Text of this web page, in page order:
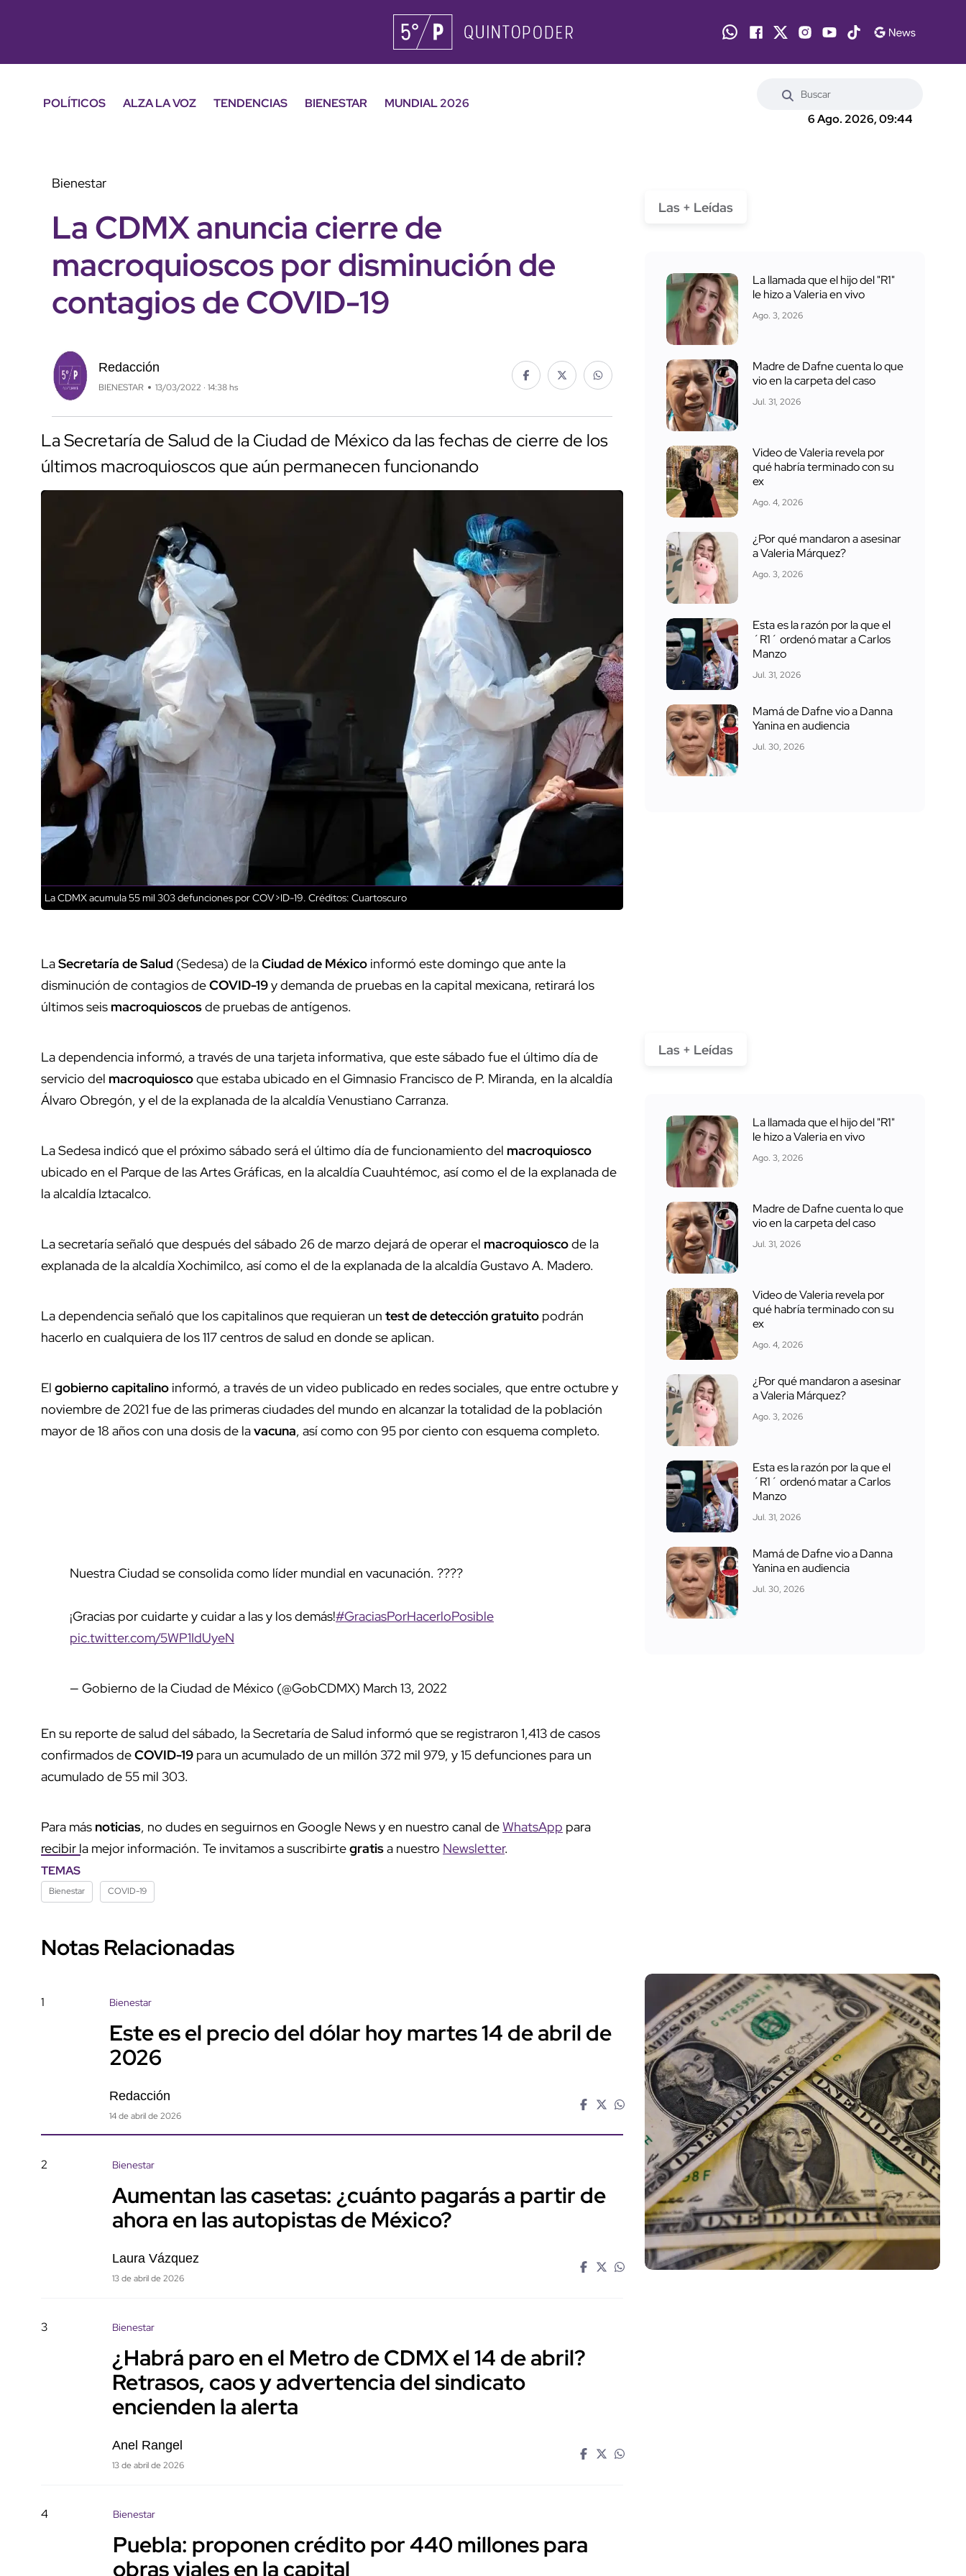
POLÍTICOS ALZA LA VOZ TENDENCIAS BIENESTAR
MUNDIAL 2026
6 Ago. 2026, 09:44
Bienestar
La CDMX anuncia cierre de
macroquioscos por disminución de
contagios de COVID-19
Redacción
BIENESTAR 13/03/2022 · 14:38 hs
La Secretaría de Salud de la Ciudad de México da las fechas de cierre de los
últimos macroquioscos que aún permanecen funcionando
La CDMX acumula 55 mil 303 defunciones por COV>ID-19. Créditos: Cuartoscuro
LaSecretaría de Salud (Sedesa) de laCiudad de México informó este domingo que ante la
disminución de contagios deCOVID-19y demanda de pruebas en la capital mexicana, retirará los
últimos seis macroquioscosde pruebas de antígenos.
La dependencia informó, a través de una tarjeta informativa, que este sábado fue el último día de
servicio del macroquioscoque estaba ubicado en el Gimnasio Francisco de P. Miranda, en la alcaldía
Álvaro Obregón, y el de la explanada de la alcaldía Venustiano Carranza.
La Sedesa indicó que el próximo sábado será el último día de funcionamiento del macroquiosco
ubicado en el Parque de las Artes Gráficas, en la alcaldía Cuauhtémoc, así como el de la explanada de
la alcaldía Iztacalco.
La secretaría señaló que después del sábado 26 de marzo dejará de operar el macroquioscode la
explanada de la alcaldía Xochimilco, así como el de la explanada de la alcaldía Gustavo A. Madero.
La dependencia señaló que los capitalinos que requieran un test de detección gratuito podrán
hacerlo en cualquiera de los 117 centros de salud en donde se aplican.
El gobierno capitalino informó, a través de un video publicado en redes sociales, que entre octubre y
noviembre de 2021 fue de las primeras ciudades del mundo en alcanzar la totalidad de la población
mayor de 18 años con una dosis de lavacuna, así como con 95 por ciento con esquema completo.
Nuestra Ciudad se consolida como líder mundial en vacunación. ????
¡Gracias por cuidarte y cuidar a las y los demás!#GraciasPorHacerloPosible
pic.twitter.com/5WP1IdUyeN
— Gobierno de la Ciudad de México (@GobCDMX) March 13, 2022
En su reporte de salud del sábado, la Secretaría de Salud informó que se registraron 1,413 de casos
confirmados deCOVID-19 para un acumulado de un millón 372 mil 979, y 15 defunciones para un
acumulado de 55 mil 303.
Para más noticias, no dudes en seguirnos en Google News y en nuestro canal deWhatsApp para
recibir la mejor información. Te invitamos a suscribirtegratisa nuestro Newsletter.
TEMAS
Bienestar COVID-19
Notas Relacionadas
1 Bienestar
Este es el precio del dólar hoy martes 14 de abril de
2026
Redacción
14 de abril de 2026
2 Bienestar
Aumentan las casetas: ¿cuánto pagarás a partir de
ahora en las autopistas de México?
Laura Vázquez
13 de abril de 2026
3 Bienestar
¿Habrá paro en el Metro de CDMX el 14 de abril?
Retrasos, caos y advertencia del sindicato
encienden la alerta
Anel Rangel
13 de abril de 2026
4 Bienestar
Puebla: proponen crédito por 440 millones para
obras viales en la capital
Las + Leídas
La llamada que el hijo del "R1"
le hizo a Valeria en vivo
Ago. 3, 2026
Madre de Dafne cuenta lo que
vio en la carpeta del caso
Jul. 31, 2026
Video de Valeria revela por
qué habría terminado con su
ex
Ago. 4, 2026
¿Por qué mandaron a asesinar
a Valeria Márquez?
Ago. 3, 2026
Esta es la razón por la que el
´R1´ ordenó matar a Carlos
Manzo
Jul. 31, 2026
Mamá de Dafne vio a Danna
Yanina en audiencia
Jul. 30, 2026
Las + Leídas
La llamada que el hijo del "R1"
le hizo a Valeria en vivo
Ago. 3, 2026
Madre de Dafne cuenta lo que
vio en la carpeta del caso
Jul. 31, 2026
Video de Valeria revela por
qué habría terminado con su
ex
Ago. 4, 2026
¿Por qué mandaron a asesinar
a Valeria Márquez?
Ago. 3, 2026
Esta es la razón por la que el
´R1´ ordenó matar a Carlos
Manzo
Jul. 31, 2026
Mamá de Dafne vio a Danna
Yanina en audiencia
Jul. 30, 2026